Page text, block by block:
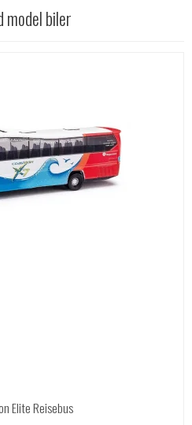
model biler
Elite Reisebus